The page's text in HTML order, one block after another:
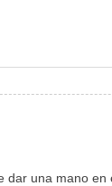
una mano en